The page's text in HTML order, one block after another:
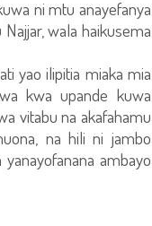
ni mtu anayefanya
wala haikusema
yao ilipitia miaka mia
kwa upande kuwa
vitabu na akafahamu
na hili ni jambo
ambayo